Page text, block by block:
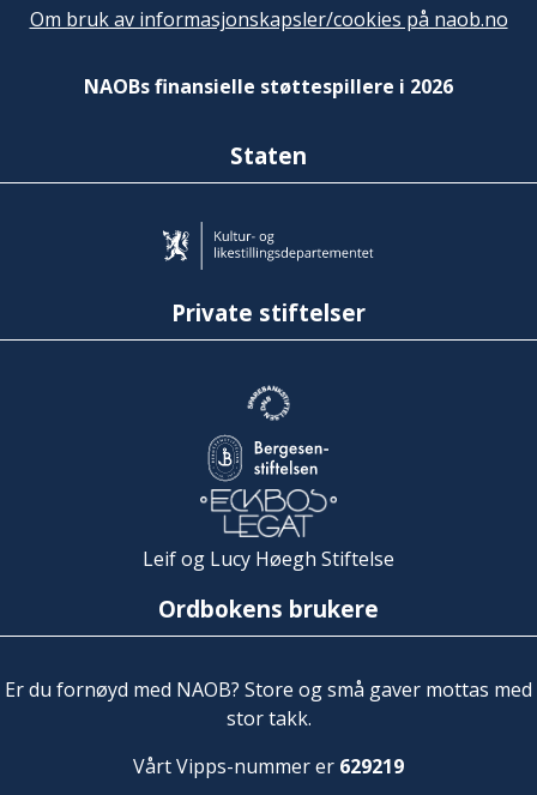
Om bruk av informasjonskapsler/cookies på naob.no
NAOBs finansielle støttespillere i 2026
Staten
Private stiftelser
Leif og Lucy Høegh Stiftelse
Ordbokens brukere
Er du fornøyd med NAOB? Store og små gaver mottas med
stor takk.
Vårt Vipps-nummer er 629219